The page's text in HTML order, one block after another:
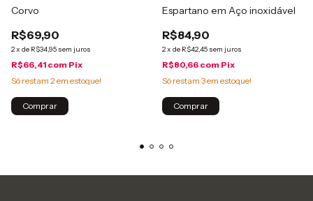
Corvo
R$69,90
2x de R$34,95 sem juros
R$66,41 com Pix
Só restam 2 em estoque!
Espartano em Aço inoxidável
R$84,90
2x de R$42,45 sem juros
R$80,66 com Pix
Só restam 3em estoque!
Comprar